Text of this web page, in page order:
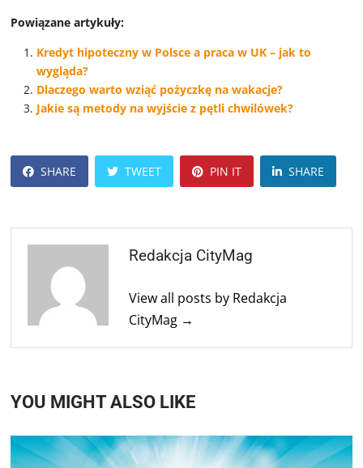
Powiązane artykuły:
Kredyt hipoteczny w Polsce a praca w UK – jak to
wygląda?
Dlaczego warto wziąć pożyczkę na wakacje?
Jakie są metody na wyjście z pętli chwilówek?
SHARE TWEET PIN IT SHARE
Redakcja CityMag
View all posts by Redakcja
CityMag →
YOU MIGHT ALSO LIKE